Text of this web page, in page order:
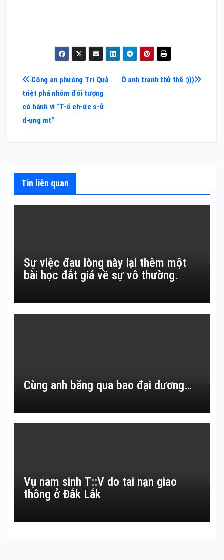
Điều
hướng
bài
viết
Ô anh tranh thủ thế :)))
Công an phường Trí Quả
triệt phá nhóm đối tượng
có hành vi “T-ổ ch-ức s-ử
d-ụng mt”
Tin liên quan
Sự việc đau lòng này lại thêm một
bài học đắt giá về sự vô thường.
Cùng anh băng qua bao đại dương…
Vụ nam sinh T::V do tai nạn giao
thông ở Đắk Lắk